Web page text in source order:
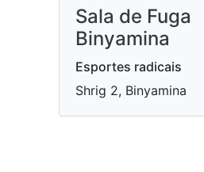
Sala de Fuga
Binyamina
Esportes radicais
Shrig 2, Binyamina